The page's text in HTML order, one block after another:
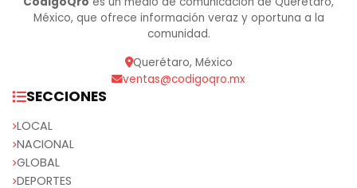
México, que ofrece información veraz y oportuna a la
comunidad.
Querétaro, México
ventas@codigoqro.mx
SECCIONES
LOCAL
NACIONAL
GLOBAL
DEPORTES